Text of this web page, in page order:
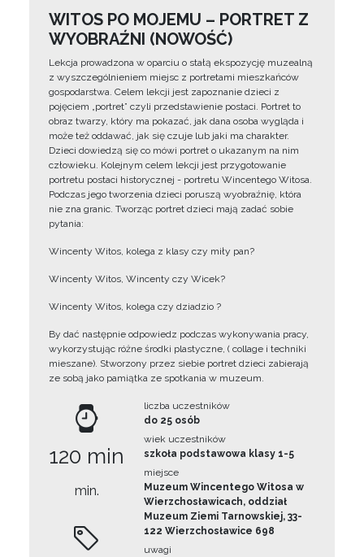
WITOS PO MOJEMU – PORTRET Z
WYOBRAŹNI (NOWOŚĆ)
Lekcja prowadzona w oparciu o stałą ekspozycję muzealną
z wyszczególnieniem miejsc z portretami mieszkańców
gospodarstwa. Celem lekcji jest zapoznanie dzieci z
pojęciem „portret” czyli przedstawienie postaci. Portret to
obraz twarzy, który ma pokazać, jak dana osoba wygląda i
może też oddawać, jak się czuje lub jaki ma charakter.
Dzieci dowiedzą się co mówi portret o ukazanym na nim
człowieku. Kolejnym celem lekcji jest przygotowanie
portretu postaci historycznej - portretu Wincentego Witosa.
Podczas jego tworzenia dzieci poruszą wyobraźnię, która
nie zna granic. Tworząc portret dzieci mają zadać sobie
pytania:
Wincenty Witos, kolega z klasy czy miły pan?
Wincenty Witos, Wincenty czy Wicek?
Wincenty Witos, kolega czy dziadzio ?
By dać następnie odpowiedz podczas wykonywania pracy,
wykorzystując różne środki plastyczne, ( collage i techniki
mieszane). Stworzony przez siebie portret dzieci zabierają
ze sobą jako pamiątka ze spotkania w muzeum.
120 min
min.
liczba uczestników
do 25 osób
wiek uczestników
szkoła podstawowa klasy 1-5
miejsce
Muzeum Wincentego Witosa w
Wierzchosławicach, oddział
Muzeum Ziemi Tarnowskiej, 33-
122 Wierzchosławice 698
uwagi